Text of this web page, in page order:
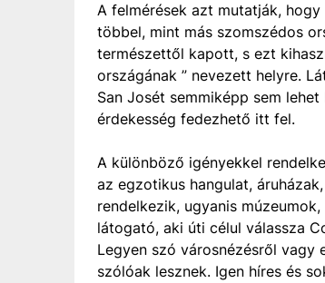
A felmérések azt mutatják,
többel, mint más szomszédos
természettől kapott, s ezt
országának ” nevezett helyre.
San Josét semmiképp sem
érdekesség fedezhető itt fel.
A különböző igényekkel
az egzotikus hangulat,
rendelkezik, ugyanis
látogató, aki úti célul válassza
Legyen szó városnézésről
szólóak lesznek. Igen híres és